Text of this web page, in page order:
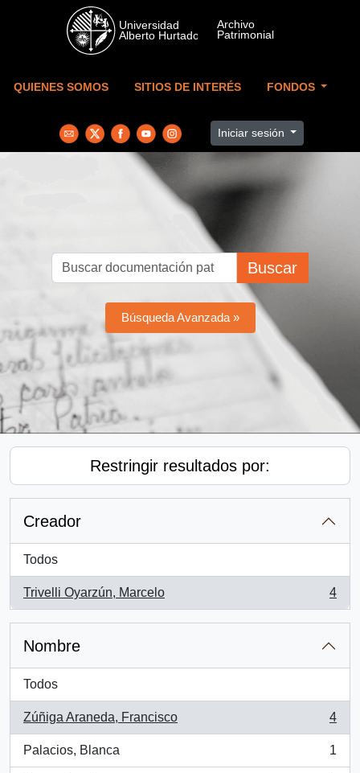
Skip to main content
QUIENES SOMOS SITIOS DE INTERÉS FONDOS
Iniciar sesión
Buscar
Búsqueda Avanzada »
Restringir resultados por:
Creador
Todos
Trivelli Oyarzún, Marcelo
, 4 resultados
4
Nombre
Todos
Zúñiga Araneda, Francisco
, 4 resultados
4
Palacios, Blanca
, 1 resultados
1